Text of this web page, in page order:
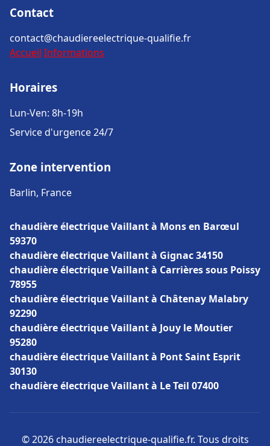
Contact
contact@chaudiereelectrique-qualifie.fr
Accueil Informations
Horaires
Lun-Ven: 8h-19h
Service d'urgence 24/7
Zone intervention
Barlin, France
chaudière électrique Vaillant à Mons en Barœul
59370
chaudière électrique Vaillant à Gignac 34150
chaudière électrique Vaillant à Carrières sous Poissy
78955
chaudière électrique Vaillant à Châtenay Malabry
92290
chaudière électrique Vaillant à Jouy le Moutier
95280
chaudière électrique Vaillant à Pont Saint Esprit
30130
chaudière électrique Vaillant à Le Teil 07400
© 2026 chaudiereelectrique-qualifie.fr. Tous droits